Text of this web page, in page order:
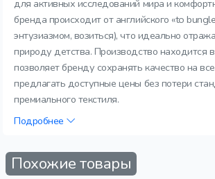
для активных исследований мира и
бренда происходит от английского «to
энтузиазмом, возиться), что идеально
природу детства. Производство находится
позволяет бренду сохранять качество на
предлагать доступные цены без потери
премиального текстиля.
Подробнее
Похожие товары